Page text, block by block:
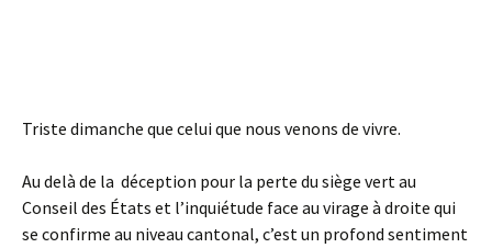
Triste dimanche que celui que nous venons de vivre.
Au delà de la déception pour la perte du siège vert au
Conseil des États et l’inquiétude face au virage à droite qui
se confirme au niveau cantonal, c’est un profond sentiment